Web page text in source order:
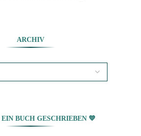
ARCHIV
BUCH GESCHRIEBEN 💙